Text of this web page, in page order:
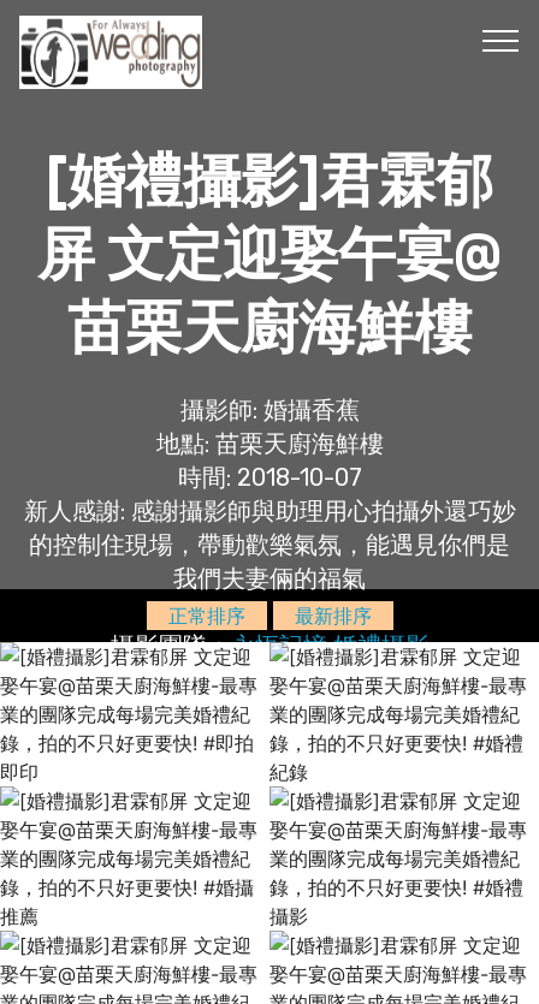
[婚禮攝影]君霖郁
屏 文定迎娶午宴@
苗栗天廚海鮮樓
攝影師: 婚攝香蕉
地點: 苗栗天廚海鮮樓
時間: 2018-10-07
新人感謝: 感謝攝影師與助理用心拍攝外還巧妙
的控制住現場，帶動歡樂氣氛，能遇見你們是
我們夫妻倆的福氣
攝影團隊：永恆記憶 婚禮攝影
正常排序 最新排序